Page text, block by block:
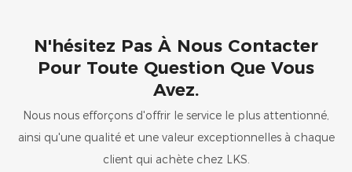
N'hésitez Pas À Nous Contacter
Pour Toute Question Que Vous
Avez.
Nous nous efforçons d'offrir le service le plus attentionné,
ainsi qu'une qualité et une valeur exceptionnelles à chaque
client qui achète chez LKS.